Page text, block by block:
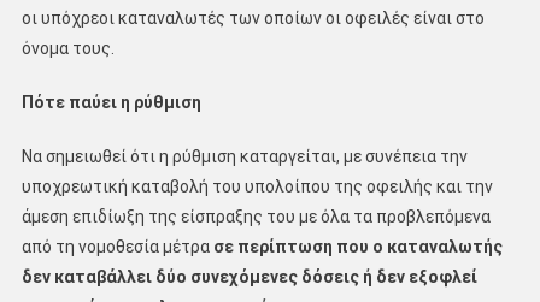
οι υπόχρεοι καταναλωτές των οποίων οι οφειλές είναι στο
όνομα τους.
Πότε παύει η ρύθμιση
Να σημειωθεί ότι η ρύθμιση καταργείται, με συνέπεια την
υποχρεωτική καταβολή του υπολοίπου της οφειλής και την
άμεση επιδίωξη της είσπραξης του με όλα τα προβλεπόμενα
από τη νομοθεσία μέτρα σε περίπτωση που ο καταναλωτής
δεν καταβάλλει δύο συνεχόμενες δόσεις ή δεν εξοφλεί